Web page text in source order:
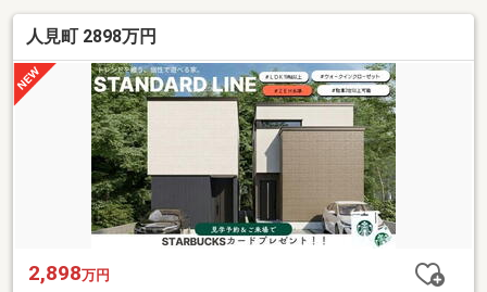
人見町 2898万円
2,898万円